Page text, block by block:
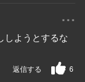
...
しようとするな
6
返信する